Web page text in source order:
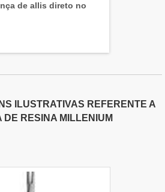
de allis direto no
ILUSTRATIVAS REFERENTE A
DE RESINA MILLENIUM